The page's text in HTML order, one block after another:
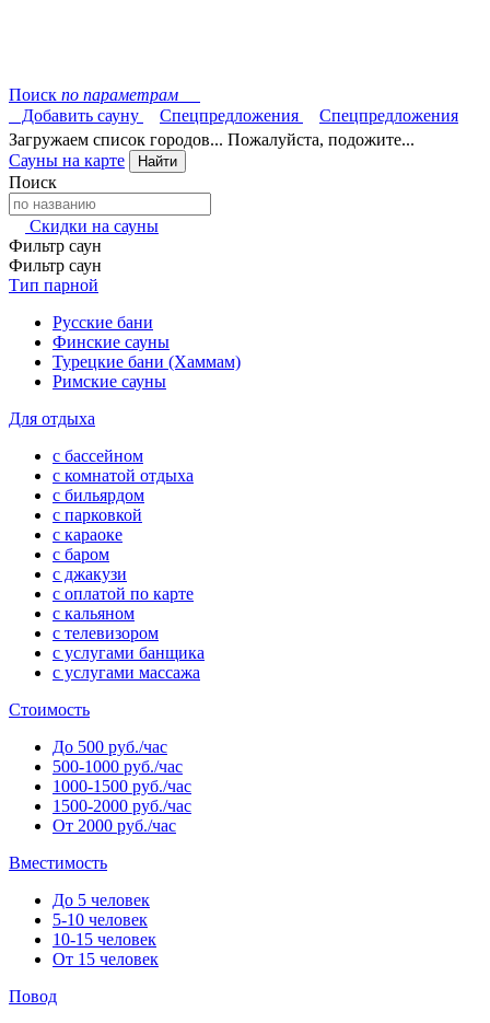
Поиск по параметрам
Добавить сауну
Спецпредложения
Спецпредложения
Загружаем список городов... Пожалуйста, подожите...
Сауны на карте
Найти
Поиск
Скидки на сауны
Фильтр саун
Фильтр саун
Тип парной
Русские бани
Финские сауны
Турецкие бани (Хаммам)
Римские сауны
Для отдыха
с бассейном
с комнатой отдыха
с бильярдом
с парковкой
с караоке
с баром
с джакузи
с оплатой по карте
с кальяном
с телевизором
с услугами банщика
с услугами массажа
Стоимость
До 500 руб./час
500-1000 руб./час
1000-1500 руб./час
1500-2000 руб./час
От 2000 руб./час
Вместимость
До 5 человек
5-10 человек
10-15 человек
От 15 человек
Повод